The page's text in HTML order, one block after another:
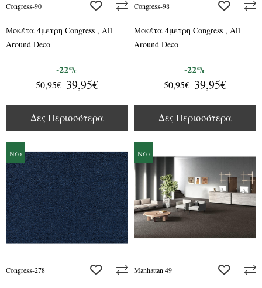
Congress-90 add to wishlist
Μοκέτα 4μετρη Congress , All
Around Deco
50,95€ 39,95€
-22%
Δες Περισσότερα
Congress-98 add to
Μοκέτα 4μετρη Congress , All
Around Deco
50,95€ 39,95€
-22%
Δες Περισσότερα
Νέο
Congress-278 add to wishlist
Νέο
Manhattan 49 add to